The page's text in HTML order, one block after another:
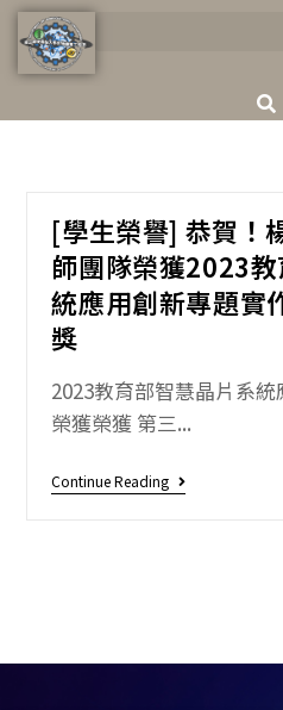
[學生榮譽] 恭賀！
師團隊榮獲2023
統應用創新專題實
獎
2023教育部智慧晶片系
榮獲榮獲 第三...
Continue Reading